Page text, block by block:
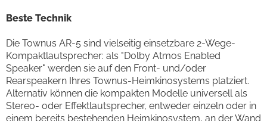
Beste Technik
Die Townus AR-5 sind vielseitig einsetzbare 2-Wege-
Kompaktlautsprecher: als "Dolby Atmos Enabled
Speaker" werden sie auf den Front- und/oder
Rearspeakern Ihres Townus-Heimkinosystems platziert.
Alternativ können die kompakten Modelle universell als
Stereo- oder Effektlautsprecher, entweder einzeln oder in
einem bereits bestehenden Heimkinosystem, an der Wand